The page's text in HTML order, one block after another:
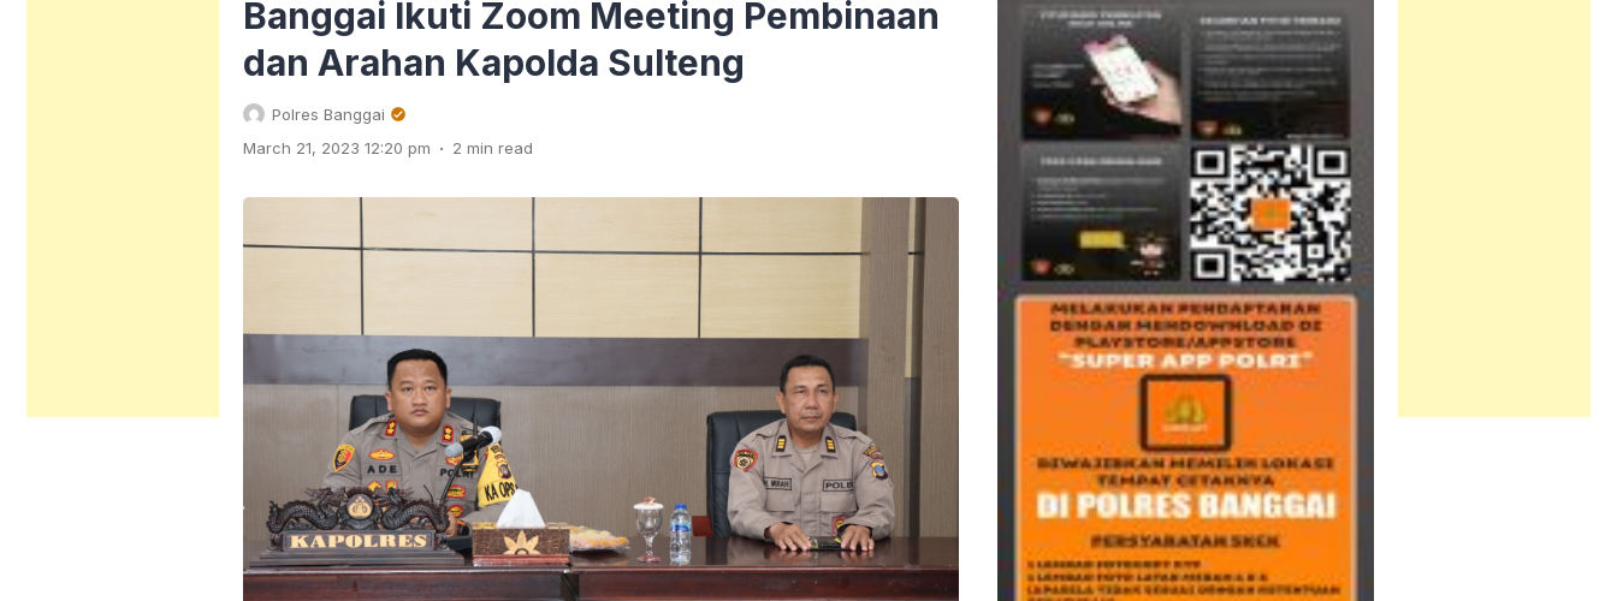
Banggai Ikuti Zoom Meeting Pembinaan
dan Arahan Kapolda Sulteng
Polres Banggai
March 21, 2023 12:20 pm . 2 min read